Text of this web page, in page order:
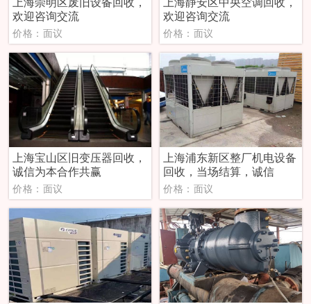
欢迎咨询交流
价格：面议
欢迎咨询交流
价格：面议
上海宝山区旧变压器回收，
诚信为本合作共赢
价格：面议
上海浦东新区整厂机电设备
回收，当场结算，诚信
价格：面议